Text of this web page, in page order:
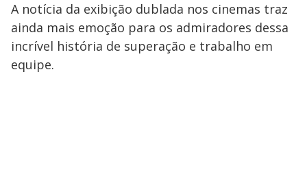
A notícia da exibição dublada nos cinemas traz
ainda mais emoção para os admiradores dessa
incrível história de superação e trabalho em
equipe.